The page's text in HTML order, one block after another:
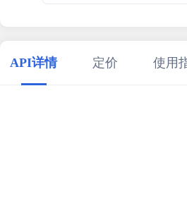
API详情 定价 使用